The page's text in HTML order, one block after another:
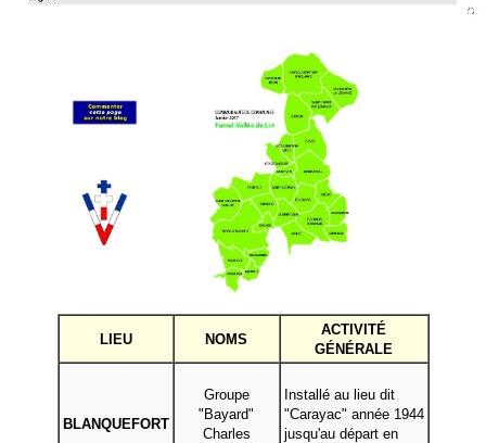
LIEU NOMS
ACTIVITÉ
GÉNÉRALE
BLANQUEFORT
Groupe
"Bayard"
Charles
Installé au lieu dit
"Carayac" année 1944
jusqu'au départ en